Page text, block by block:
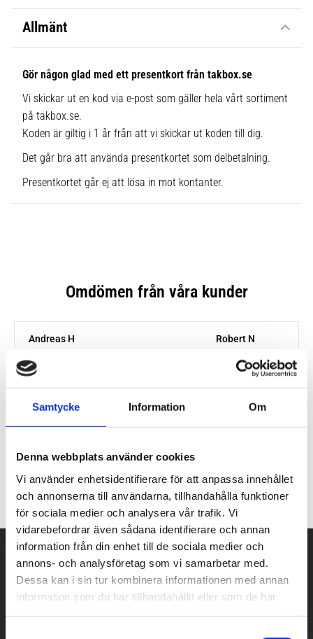
Samtycke Information Om
Denna webbplats använder cookies
Vi använder enhetsidentifierare för att anpassa innehållet
och annonserna till användarna, tillhandahålla funktioner
för sociala medier och analysera vår trafik. Vi
vidarebefordrar även sådana identifierare och annan
information från din enhet till de sociala medier och
annons- och analysföretag som vi samarbetar med.
Dessa kan i sin tur kombinera informationen med annan
information som du har tillhandahållit eller som de har
Allmänt
Gör någon glad med ett presentkort från takbox.se
Vi skickar ut en kod via e-post som gäller hela vårt sortiment
på takbox.se.
Koden är giltig i 1 år från att vi skickar ut koden till dig.
Det går bra att använda presentkortet som delbetalning.
Presentkortet går ej att lösa in mot kontanter.